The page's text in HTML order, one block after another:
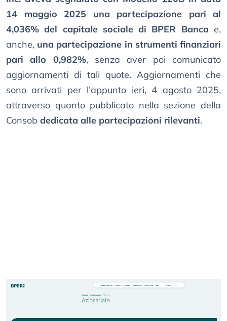
14 maggio 2025 una partecipazione pari al
4,036% del capitale sociale di BPER Banca e,
anche, una partecipazione in strumenti finanziari
pari allo 0,982%, senza aver poi comunicato
aggiornamenti di tali quote. Aggiornamenti che
sono arrivati per l’appunto ieri, 4 agosto 2025,
attraverso quanto pubblicato nella sezione della
Consob dedicata alle partecipazioni rilevanti.